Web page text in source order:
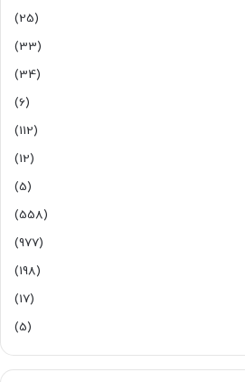
(25)
(33)
(34)
(6)
(112)
(12)
(5)
(558)
(977)
(198)
(17)
(5)